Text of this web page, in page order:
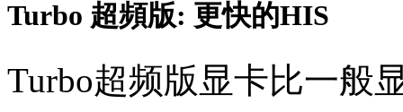
Turbo 超頻版: 更快的HIS
Turbo超频版显卡比一般